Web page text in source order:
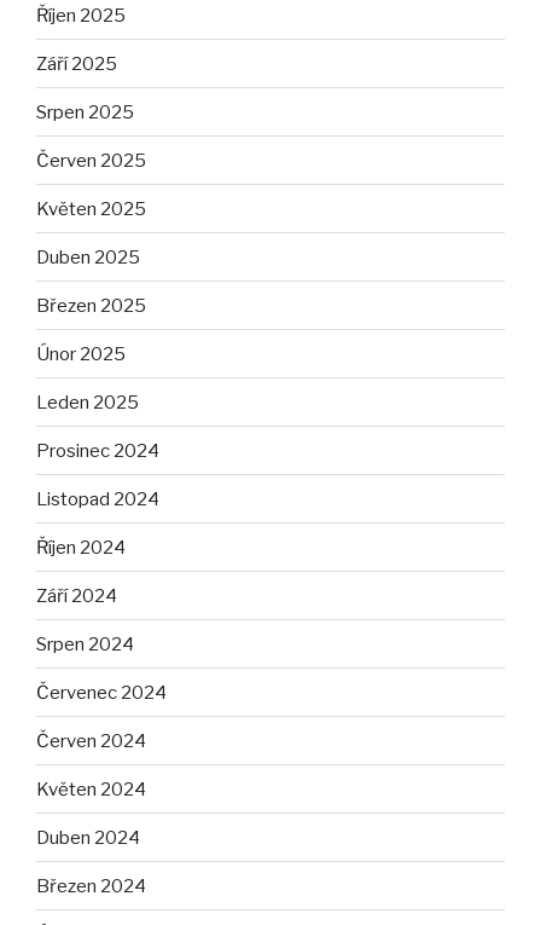
Říjen 2025
Září 2025
Srpen 2025
Červen 2025
Květen 2025
Duben 2025
Březen 2025
Únor 2025
Leden 2025
Prosinec 2024
Listopad 2024
Říjen 2024
Září 2024
Srpen 2024
Červenec 2024
Červen 2024
Květen 2024
Duben 2024
Březen 2024